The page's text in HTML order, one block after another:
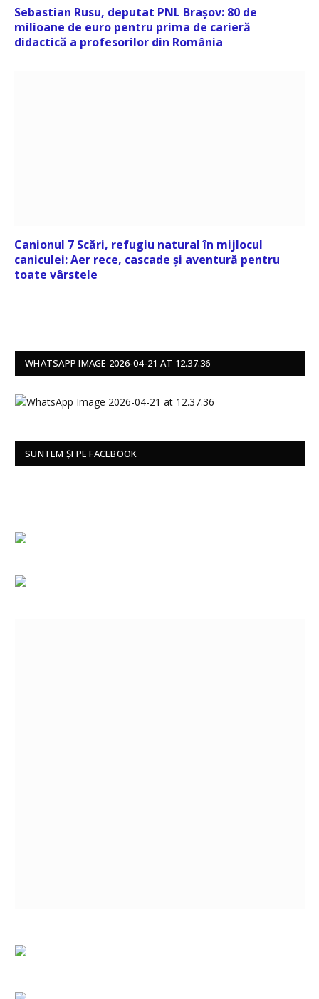
Sebastian Rusu, deputat PNL Brașov: 80 de
milioane de euro pentru prima de carieră
didactică a profesorilor din România
Canionul 7 Scări, refugiu natural în mijlocul
caniculei: Aer rece, cascade și aventură pentru
toate vârstele
WHATSAPP IMAGE 2026-04-21 AT 12.37.36
SUNTEM ȘI PE FACEBOOK